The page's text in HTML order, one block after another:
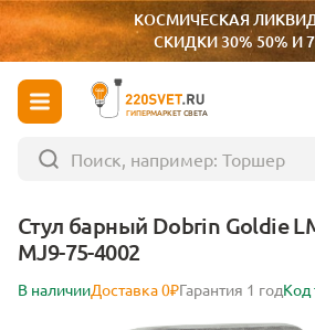
КОСМИЧЕСКАЯ
СКИДКИ 30% 50% И
ГИПЕРМАРКЕТ СВЕТА
Стул барный Dobrin Goldie
MJ9-75-4002
В наличииДоставка 0₽Гарантия 1 годКод